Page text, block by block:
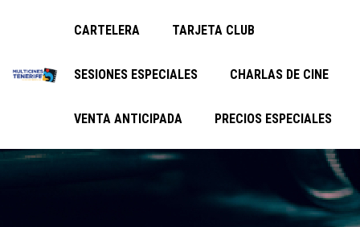
CARTELERA TARJETA CLUB
SESIONES ESPECIALES CHARLAS DE CINE
VENTA ANTICIPADA PRECIOS ESPECIALES